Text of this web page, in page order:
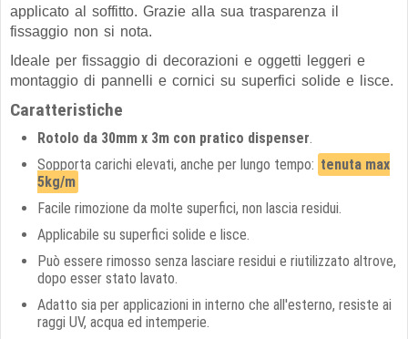
applicato al soffitto. Grazie alla sua trasparenza il
fissaggio non si nota.
Ideale per fissaggio di decorazioni e oggetti leggeri e
montaggio di pannelli e cornici su superfici solide e lisce.
Caratteristiche
Rotolo da 30mm x 3m con pratico dispenser.
Sopporta carichi elevati, anche per lungo tempo: tenuta max
5kg/m
Facile rimozione da molte superfici, non lascia residui.
Applicabile su superfici solide e lisce.
Può essere rimosso senza lasciare residui e riutilizzato altrove,
dopo esser stato lavato.
Adatto sia per applicazioni in interno che all'esterno, resiste ai
raggi UV, acqua ed intemperie.